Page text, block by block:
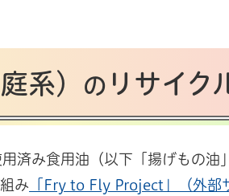
系） の リサイク
済み食用油（以下「揚げもの油
み 「Fry to Fly Project」（外部